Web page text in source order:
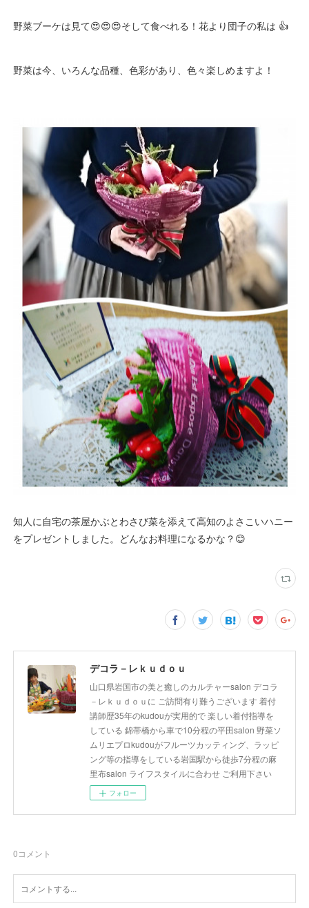
野菜ブーケは見て😍😍😍そして食べれる！花より団子の私は 👍
野菜は今、いろんな品種、色彩があり、色々楽しめますよ！
知人に自宅の茶屋かぶとわさび菜を添えて高知のよさこいハニー
をプレゼントしました。どんなお料理になるかな？😊
デコラ－レｋｕｄｏｕ
山口県岩国市の美と癒しのカルチャーsalon デコラ
－レｋｕｄｏｕに ご訪問有り難うございます 着付
講師歴35年のkudouが実用的で 楽しい着付指導を
している 錦帯橋から車で10分程の平田salon 野菜ソ
ムリエプロkudouがフルーツカッティング、ラッピ
ング等の指導をしている岩国駅から徒歩7分程の麻
里布salon ライフスタイルに合わせ ご利用下さい
フォロー
0コメント